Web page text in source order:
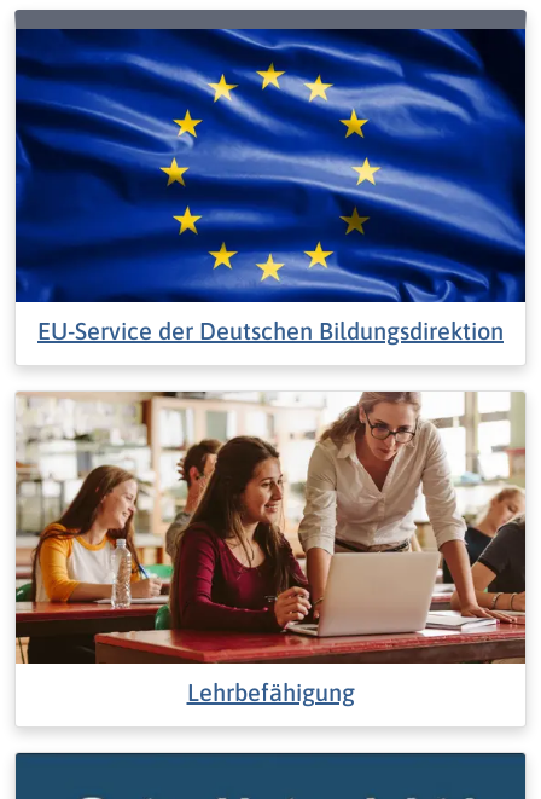
EU-Service der Deutschen Bildungsdirektion
Lehrbefähigung